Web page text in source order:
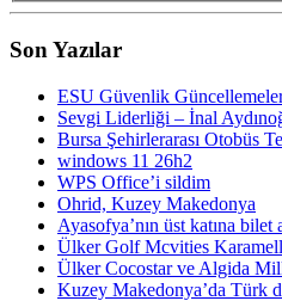
Son Yazılar
ESU Güvenlik
Sevgi Liderliği – İnal
Bursa Şehirlerarası Otobüs
windows 11 26h2
WPS Office’i sildim
Ohrid, Kuzey Makedonya
Ayasofya’nın üst katına bilet
Ülker Golf Mcvities
Ülker Cocostar ve Algida
Kuzey Makedonya’da Türk